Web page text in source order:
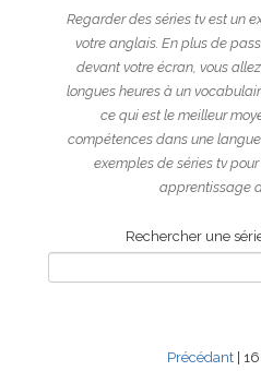
Regarder des séries tv est un
votre anglais. En plus de
devant votre écran, vous
longues heures à un
ce qui est le meilleur
compétences dans une
exemples de séries tv
apprentissage
Rechercher une
Précédant |